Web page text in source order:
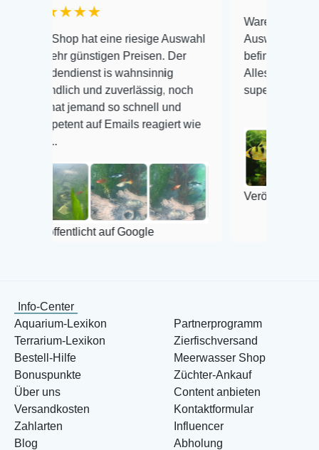
hat eine riesige Auswahl
günstigen Preisen. Der
is wahnsinnig
und zuverlässig, noch
jemand so schnell und
auf Emails reagiert wie
auf Google
Warenanlieferung Top und
Auswahl plus
befinden der Fische
Alles ist quick lebendig
super Zustand. Gerne
Veröffentlicht auf Google
Info-Center
Aquarium-Lexikon
Terrarium-Lexikon
Bestell-Hilfe
Bonuspunkte
Über uns
Versandkosten
Zahlarten
Blog
Partnerprogramm
Zierfischversand
Meerwasser Shop
Züchter-Ankauf
Content anbieten
Kontaktformular
Influencer
Abholung